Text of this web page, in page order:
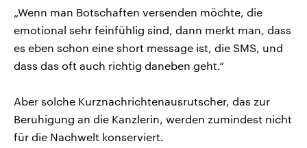
„Wenn man Botschaften versenden möchte, die
emotional sehr feinfühlig sind, dann merkt man, dass
es eben schon eine short message ist, die SMS, und
dass das oft auch richtig daneben geht.“
Aber solche Kurznachrichtenausrutscher, das zur
Beruhigung an die Kanzlerin, werden zumindest nicht
für die Nachwelt konserviert.